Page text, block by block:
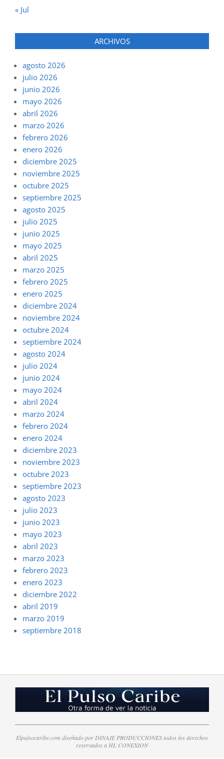
« Jul
ARCHIVOS
agosto 2026
julio 2026
junio 2026
mayo 2026
abril 2026
marzo 2026
febrero 2026
enero 2026
diciembre 2025
noviembre 2025
octubre 2025
septiembre 2025
agosto 2025
julio 2025
junio 2025
mayo 2025
abril 2025
marzo 2025
febrero 2025
enero 2025
diciembre 2024
noviembre 2024
octubre 2024
septiembre 2024
agosto 2024
julio 2024
junio 2024
mayo 2024
abril 2024
marzo 2024
febrero 2024
enero 2024
diciembre 2023
noviembre 2023
octubre 2023
septiembre 2023
agosto 2023
julio 2023
junio 2023
mayo 2023
abril 2023
marzo 2023
febrero 2023
enero 2023
diciembre 2022
abril 2019
marzo 2019
septiembre 2018
Elpulsocaribe.com diseñado por DINAJE PRODUCCIONES todos los derechos
reservados a HL CONEXION